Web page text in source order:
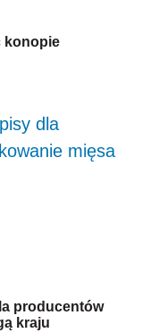
konopie
producentów
kraju